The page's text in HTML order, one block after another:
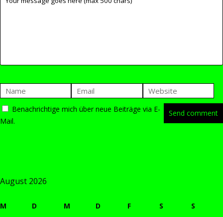
Benachrichtige mich über neue Beiträge via E-
Mail.
August 2026
M D M D F S
S